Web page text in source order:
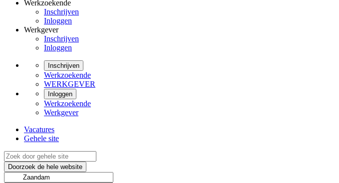
Werkzoekende
Inschrijven
Inloggen
Werkgever
Inschrijven
Inloggen
Inschrijven
Werkzoekende
WERKGEVER
Inloggen
Werkzoekende
Werkgever
Vacatures
Gehele site